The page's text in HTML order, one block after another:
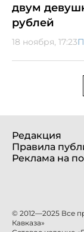
двум
рублей
18 ноября, 17:23
Редакция
Правила
Реклама на
© 2012—2025 Все
Кавказа»